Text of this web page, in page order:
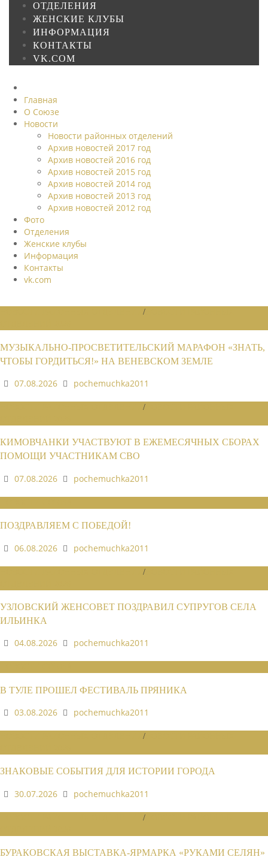
ОТДЕЛЕНИЯ
ЖЕНСКИЕ КЛУБЫ
ИНФОРМАЦИЯ
КОНТАКТЫ
VK.COM
Главная
О Союзе
Новости
Новости районных отделений
Архив новостей 2017 год
Архив новостей 2016 год
Архив новостей 2015 год
Архив новостей 2014 год
Архив новостей 2013 год
Архив новостей 2012 год
Фото
Отделения
Женские клубы
Информация
Контакты
vk.com
/
МУЗЫКАЛЬНО-ПРОСВЕТИТЕЛЬСКИЙ МАРАФОН «ЗНАТЬ,
ЧТОБЫ ГОРДИТЬСЯ!» НА ВЕНЕВСКОМ ЗЕМЛЕ
07.08.2026
pochemuchka2011
/
КИМОВЧАНКИ УЧАСТВУЮТ В ЕЖЕМЕСЯЧНЫХ СБОРАХ
ПОМОЩИ УЧАСТНИКАМ СВО
07.08.2026
pochemuchka2011
ПОЗДРАВЛЯЕМ С ПОБЕДОЙ!
06.08.2026
pochemuchka2011
/
УЗЛОВСКИЙ ЖЕНСОВЕТ ПОЗДРАВИЛ СУПРУГОВ СЕЛА
ИЛЬИНКА
04.08.2026
pochemuchka2011
В ТУЛЕ ПРОШЕЛ ФЕСТИВАЛЬ ПРЯНИКА
03.08.2026
pochemuchka2011
/
ЗНАКОВЫЕ СОБЫТИЯ ДЛЯ ИСТОРИИ ГОРОДА
30.07.2026
pochemuchka2011
/
БУРАКОВСКАЯ ВЫСТАВКА-ЯРМАРКА «РУКАМИ СЕЛЯН»